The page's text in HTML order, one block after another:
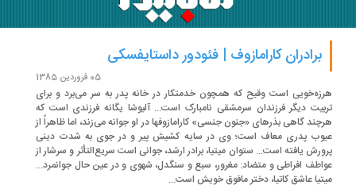
برادران کارامازوف | فئودور داستایفسکی
است وقیح که همچون خدمتکار در خانه پدر به سر می‌برد و برای
دیگر فرزندان سرمشقی نامبارک است... آلیوشا یگانه فرزندی است که
گاهی بذرهای «جنون جنسی» کارامازوفها در او جوانه می‌زند، اما ظاهراً از
پدری معاف است؛ وی در سایه کشیش پیر و در جوی به شدت دینی
یافته است... ستوان میتیا، برادر ارشد، جوانی است سریع‌التأثر و سرشار از
افراطی و متضاد: مغرور، سبع و سنگدل، شهوی و در عین حال جوانمرد...
عاشق کاتیا، دختر مافوق خویش است...